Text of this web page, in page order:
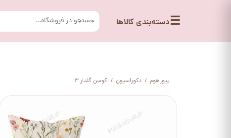
☰دسته‌بندی کالاها
پیورهوم دکوراسیون کوسن گلدار 3